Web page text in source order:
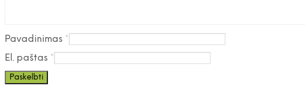
Pavadinimas *
El. paštas *